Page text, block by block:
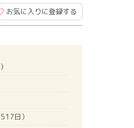
お気に入りに登録する
）
日）